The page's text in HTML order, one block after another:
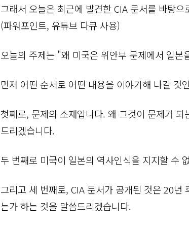
그래서 오늘은 최근에 발견한 CIA 문서를 바탕
(파워포인트, 유튜브 다큐 사용)
오늘의 주제는 "왜 미국은 위안부 문제에서 일
먼저 어떤 순서로 어떤 내용을 이야기해 나갈 것
첫째로, 문제의 소재입니다. 왜 그것이 문제가
드리겠습니다.
두 번째로 미국이 일본의 역사인식을 지지할 수
그리고 세 번째로, CIA 문서가 공개된 것은 20
는가 하는 것을 말씀드리겠습니다.